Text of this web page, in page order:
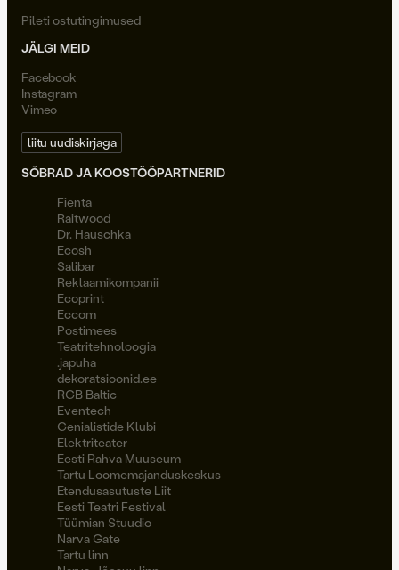
Pileti ostutingimused
JÄLGI MEID
Facebook
Instagram
Vimeo
liitu uudiskirjaga
SÕBRAD JA KOOSTÖÖPARTNERID
Fienta
Raitwood
Dr. Hauschka
Ecosh
Salibar
Reklaamikompanii
Ecoprint
Eccom
Postimees
Teatritehnoloogia
.japuha
dekoratsioonid.ee
RGB Baltic
Eventech
Genialistide Klubi
Elektriteater
Eesti Rahva Muuseum
Tartu Loomemajanduskeskus
Etendusasutuste Liit
Eesti Teatri Festival
Tüümian Stuudio
Narva Gate
Tartu linn